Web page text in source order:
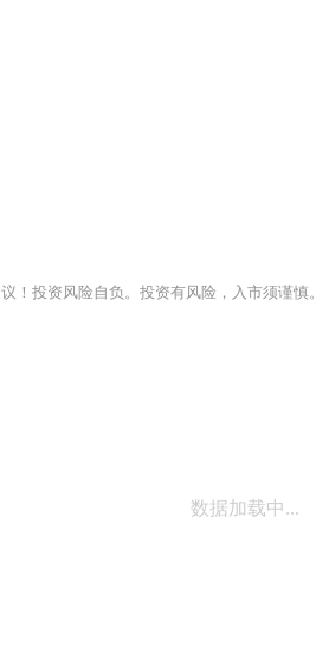
！投资风险自负。投资有风险，入市须谨慎。
数据加载中...